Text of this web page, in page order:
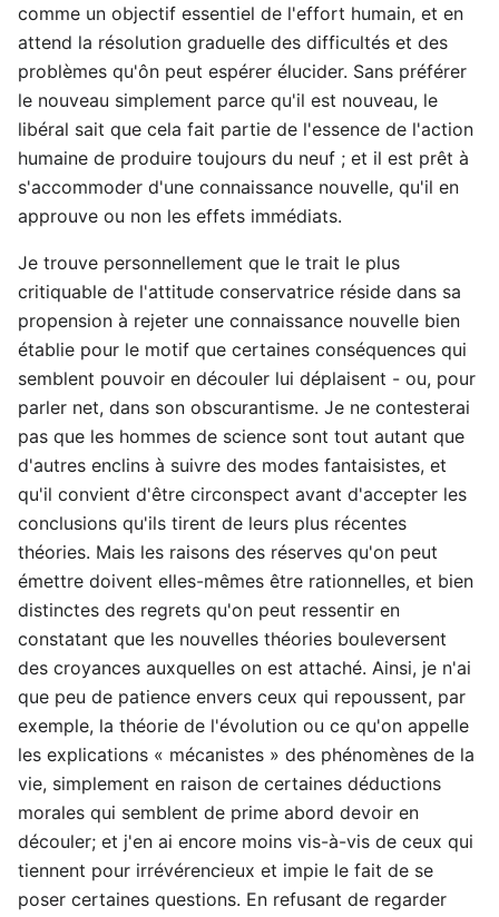
comme un objectif essentiel de l'effort humain, et en
attend la résolution graduelle des difficultés et des
problèmes qu'ôn peut espérer élucider. Sans préférer
le nouveau simplement parce qu'il est nouveau, le
libéral sait que cela fait partie de l'essence de l'action
humaine de produire toujours du neuf ; et il est prêt à
s'accommoder d'une connaissance nouvelle, qu'il en
approuve ou non les effets immédiats.
Je trouve personnellement que le trait le plus
critiquable de l'attitude conservatrice réside dans sa
propension à rejeter une connaissance nouvelle bien
établie pour le motif que certaines conséquences qui
semblent pouvoir en découler lui déplaisent - ou, pour
parler net, dans son obscurantisme. Je ne contesterai
pas que les hommes de science sont tout autant que
d'autres enclins à suivre des modes fantaisistes, et
qu'il convient d'être circonspect avant d'accepter les
conclusions qu'ils tirent de leurs plus récentes
théories. Mais les raisons des réserves qu'on peut
émettre doivent elles-mêmes être rationnelles, et bien
distinctes des regrets qu'on peut ressentir en
constatant que les nouvelles théories bouleversent
des croyances auxquelles on est attaché. Ainsi, je n'ai
que peu de patience envers ceux qui repoussent, par
exemple, la théorie de l'évolution ou ce qu'on appelle
les explications « mécanistes » des phénomènes de la
vie, simplement en raison de certaines déductions
morales qui semblent de prime abord devoir en
découler; et j'en ai encore moins vis-à-vis de ceux qui
tiennent pour irrévérencieux et impie le fait de se
poser certaines questions. En refusant de regarder